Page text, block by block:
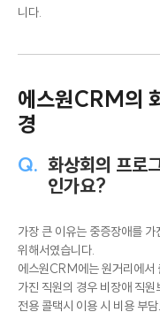
다. 도입 배경과 실제 활용 경
에스원CRM의
경
화상회의 프로
인가요?
가장 큰 이유는 중증장애를 가
위해서였습니다.
에스원CRM에는 원거리에서
가진 직원의 경우 비장애 직원